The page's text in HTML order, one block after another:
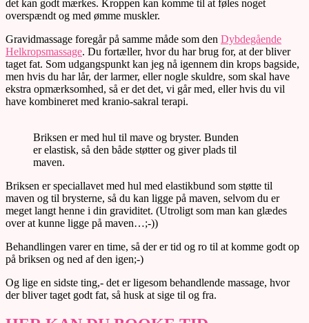
det kan godt mærkes. Kroppen kan komme til at føles noget
overspændt og med ømme muskler.
Gravidmassage foregår på samme måde som den Dybdegående
Helkropsmassage. Du fortæller, hvor du har brug for, at der bliver
taget fat. Som udgangspunkt kan jeg nå igennem din krops bagside,
men hvis du har lår, der larmer, eller nogle skuldre, som skal have
ekstra opmærksomhed, så er det det, vi går med, eller hvis du vil
have kombineret med kranio-sakral terapi.
Briksen er med hul til mave og bryster. Bunden
er elastisk, så den både støtter og giver plads til
maven.
Briksen er speciallavet med hul med elastikbund som støtte til
maven og til brysterne, så du kan ligge på maven, selvom du er
meget langt henne i din graviditet. (Utroligt som man kan glædes
over at kunne ligge på maven…;-))
Behandlingen varer en time, så der er tid og ro til at komme godt op
på briksen og ned af den igen;-)
Og lige en sidste ting,- det er ligesom behandlende massage, hvor
der bliver taget godt fat, så husk at sige til og fra.